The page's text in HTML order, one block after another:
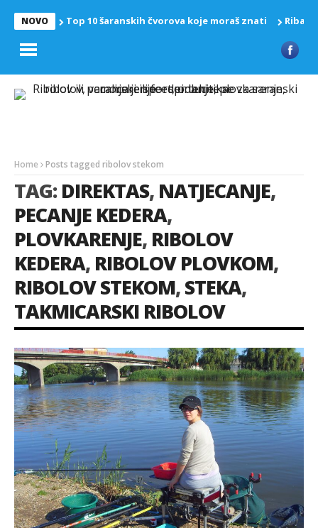
NOVO Top 10 šaranskih čvorova koje moraš znati Riba
Home Posts tagged ribolov stekom
TAG:DIREKTAS, NATJECANJE,
PECANJE KEDERA,
PLOVKARENJE, RIBOLOV
KEDERA, RIBOLOV PLOVKOM,
RIBOLOV STEKOM,STEKA,
TAKMICARSKI RIBOLOV